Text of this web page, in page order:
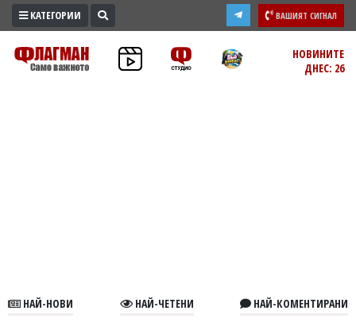
ПРОМО
ЗОНА
КАТЕГОРИИ ВАШИЯТ СИГНАЛ
НОВИНИТЕ
ДНЕС: 26
НАЙ-НОВИ НАЙ-ЧЕТЕНИ НАЙ-КОМЕНТИРАНИ